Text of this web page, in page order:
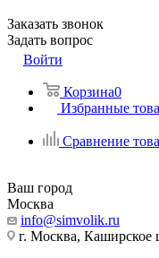
Заказать звонок
Задать вопрос
Войти
Корзина0
Избранные
Сравнение
Ваш город
Москва
info@simvolik.ru
г. Москва, Каширское